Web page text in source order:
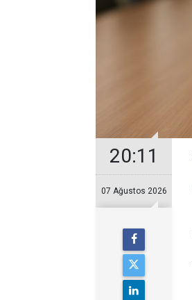
20:11
07 Ağustos 2026